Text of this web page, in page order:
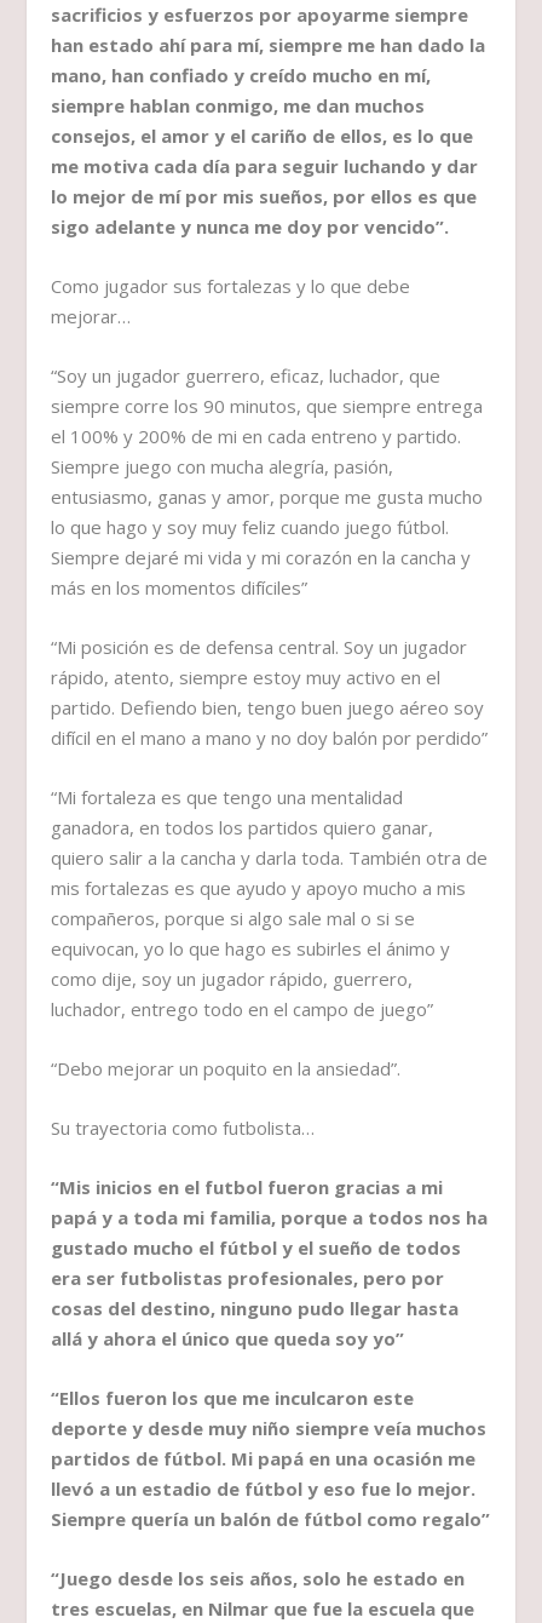
sacrificios y esfuerzos por apoyarme siempre
han estado ahí para mí, siempre me han dado la
mano, han confiado y creído mucho en mí,
siempre hablan conmigo, me dan muchos
consejos, el amor y el cariño de ellos, es lo que
me motiva cada día para seguir luchando y dar
lo mejor de mí por mis sueños, por ellos es que
sigo adelante y nunca me doy por vencido”.
Como jugador sus fortalezas y lo que debe
mejorar…
“Soy un jugador guerrero, eficaz, luchador, que
siempre corre los 90 minutos, que siempre entrega
el 100% y 200% de mi en cada entreno y partido.
Siempre juego con mucha alegría, pasión,
entusiasmo, ganas y amor, porque me gusta mucho
lo que hago y soy muy feliz cuando juego fútbol.
Siempre dejaré mi vida y mi corazón en la cancha y
más en los momentos difíciles”
“Mi posición es de defensa central. Soy un jugador
rápido, atento, siempre estoy muy activo en el
partido. Defiendo bien, tengo buen juego aéreo soy
difícil en el mano a mano y no doy balón por perdido”
“Mi fortaleza es que tengo una mentalidad
ganadora, en todos los partidos quiero ganar,
quiero salir a la cancha y darla toda. También otra de
mis fortalezas es que ayudo y apoyo mucho a mis
compañeros, porque si algo sale mal o si se
equivocan, yo lo que hago es subirles el ánimo y
como dije, soy un jugador rápido, guerrero,
luchador, entrego todo en el campo de juego”
“Debo mejorar un poquito en la ansiedad”.
Su trayectoria como futbolista…
“Mis inicios en el futbol fueron gracias a mi
papá y a toda mi familia, porque a todos nos ha
gustado mucho el fútbol y el sueño de todos
era ser futbolistas profesionales, pero por
cosas del destino, ninguno pudo llegar hasta
allá y ahora el único que queda soy yo”
“Ellos fueron los que me inculcaron este
deporte y desde muy niño siempre veía muchos
partidos de fútbol. Mi papá en una ocasión me
llevó a un estadio de fútbol y eso fue lo mejor.
Siempre quería un balón de fútbol como regalo”
“Juego desde los seis años, solo he estado en
tres escuelas, en Nilmar que fue la escuela que